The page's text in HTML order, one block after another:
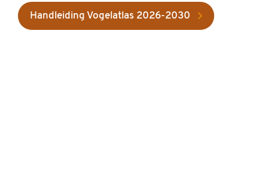
Handleiding Vogelatlas 2026-2030